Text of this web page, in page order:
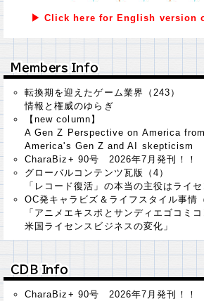
▶ Click here for English version
Ｍｅｍｂｅｒｓ Ｉｎｆｏ
Ｍｅｍｂｅｒｓ Ｉｎｆｏ
転換期を迎えたゲーム業界（243）
情報と権威のゆらぎ
【new column】
A Gen Z Perspective on America from
America's Gen Z and AI skepticism
CharaBiz+ 90号 2026年7月発刊！！
グローバルコンテンツ瓦版（4）
「レコード復活」の本当の主役はライ
OC発キャラビズ＆ライフスタイル事情
「アニメエキスポとサンディエゴコミ
米国ライセンスビジネスの変化」
ＣＤＢ Ｉｎｆｏ
ＣＤＢ Ｉｎｆｏ
CharaBiz+ 90号 2026年7月発刊！！